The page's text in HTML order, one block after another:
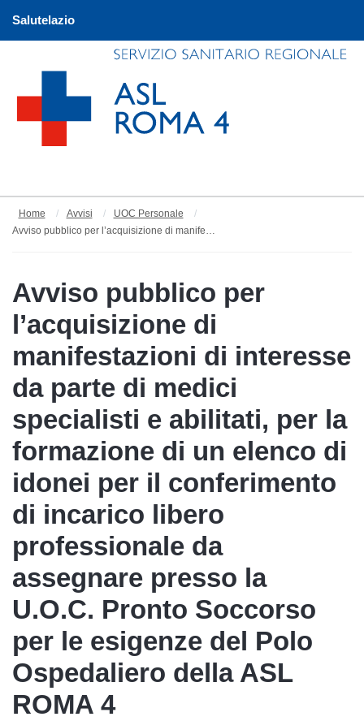
Salutelazio
Home Avvisi
UOC Personale
Avviso pubblico per l’acquisizione di manifestazioni di interesse da parte di medici specialisti e abilitati, per la formazione di un elenco di conferimento di incarico libero professionale da assegnare presso la U.O.C. Pronto Soccorso ASL ROMA 4
Avviso pubblico per
l’acquisizione di
manifestazioni di interesse
da parte di medici
specialisti e abilitati, per la
formazione di un elenco di
idonei per il conferimento
di incarico libero
professionale da
assegnare presso la
U.O.C. Pronto Soccorso
per le esigenze del Polo
Ospedaliero della ASL
ROMA 4